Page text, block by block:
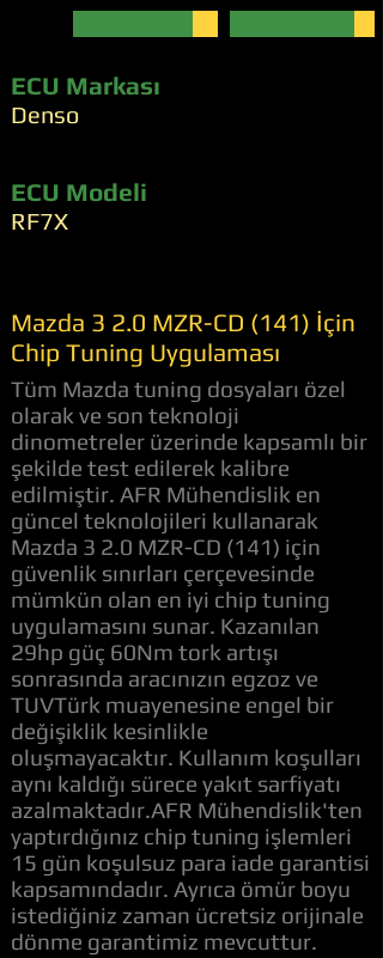
ECU Markası
Denso
ECU Modeli
RF7X
Mazda 3 2.0 MZR-CD (141) İçin
Chip Tuning Uygulaması
Tüm Mazda tuning dosyaları özel
olarak ve son teknoloji
dinometreler üzerinde kapsamlı bir
şekilde test edilerek kalibre
edilmiştir. AFR Mühendislik en
güncel teknolojileri kullanarak
Mazda 3 2.0 MZR-CD (141) için
güvenlik sınırları çerçevesinde
mümkün olan en iyi chip tuning
uygulamasını sunar. Kazanılan
29hp güç 60Nm tork artışı
sonrasında aracınızın egzoz ve
TUVTürk muayenesine engel bir
değişiklik kesinlikle
oluşmayacaktır. Kullanım koşulları
aynı kaldığı sürece yakıt sarfiyatı
azalmaktadır.AFR Mühendislik'ten
yaptırdığınız chip tuning işlemleri
15 gün koşulsuz para iade garantisi
kapsamındadır. Ayrıca ömür boyu
istediğiniz zaman ücretsiz orijinale
dönme garantimiz mevcuttur.